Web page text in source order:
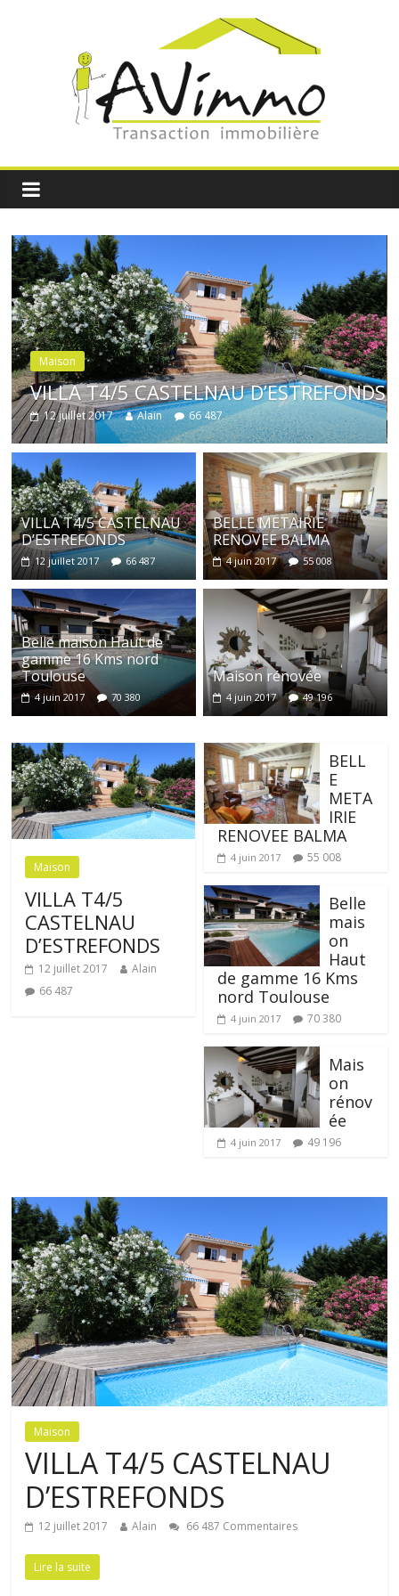
Maison
BELLE METAIRIE
4 juin 2017 Alain 55 008
VILLA T4/5 CASTELNAU
D’ESTREFONDS
12 juillet 2017 66 487
BELLE METAIRIE
RENOVEE BALMA
4 juin 2017 55 008
Belle maison Haut de
gamme 16 Kms nord
Toulouse
Maison rénovée
Maison
VILLA T4/5
CASTELNAU
D’ESTREFONDS
BELL
E
META
IRIE
4 juin 2017 55 008
Belle
mais
on
de gamme 16 Kms
4 juin 2017 70 380
Mais
on
rénov
Maison
VILLA T4/5 CASTELNAU
D’ESTREFONDS
12 juillet 2017